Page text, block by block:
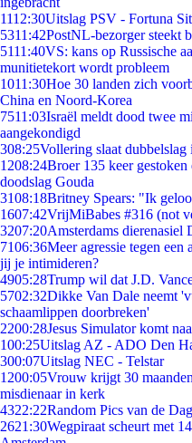
1112:30Uitslag PSV - Fortuna
5311:42PostNL-bezorger steekt
5111:40VS: kans op Russische
munitietekort wordt probleem
1011:30Hoe 30 landen zich
China en Noord-Korea
7511:03Israël meldt dood twee
aangekondigd
308:25Vollering slaat
1208:24Broer 135 keer gestoken
doodslag Gouda
3108:18Britney Spears: "Ik
1607:42VrijMiBabes #316 (not
3207:20Amsterdams
7106:36Meer agressie tegen
jij je intimideren?
4905:28Trump wil dat J.D.
5702:32Dikke Van Dale neemt
schaamlippen doorbreken'
2200:28Jesus Simulator komt
100:25Uitslag AZ - ADO Den
300:07Uitslag NEC - Telstar
1200:05Vrouw krijgt 30
misdienaar in kerk
4322:22Random Pics van de
2621:30Wegpiraat scheurt met